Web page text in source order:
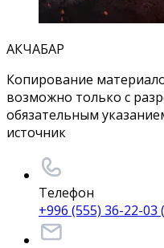
АКЧАБАР
Копирование
возможно только с
обязательным
источник
Телефон
+996 (555) 36-22-03